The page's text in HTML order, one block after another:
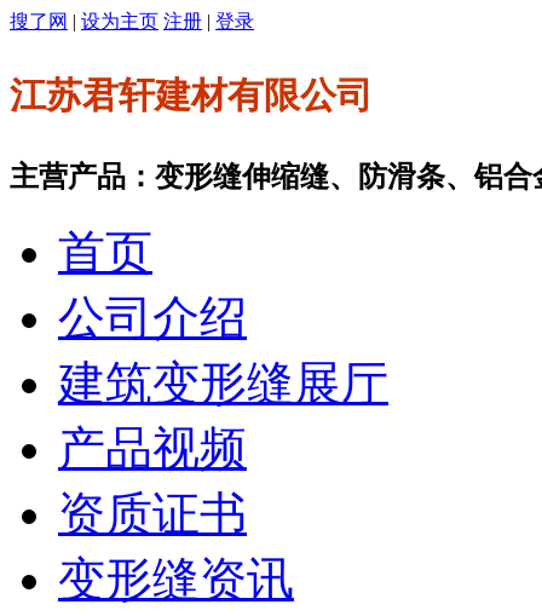
搜了网 | 设为主页 注册 | 登录
江苏君轩建材有限公司
主营产品：变形缝伸缩缝、防滑条、铝
首页
公司介绍
建筑变形缝展厅
产品视频
资质证书
变形缝资讯